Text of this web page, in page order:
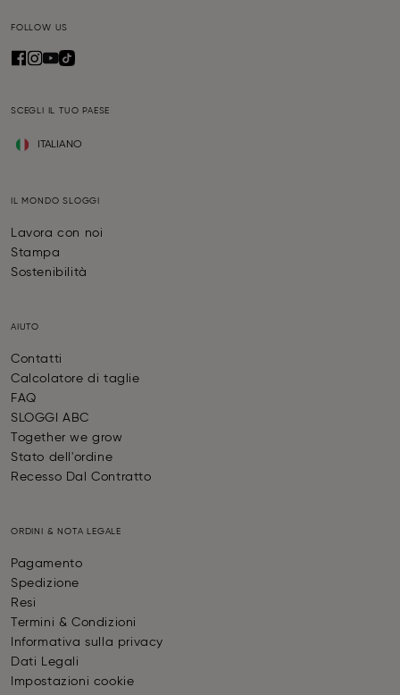
FOLLOW US
SCEGLI IL TUO PAESE
ITALIANO
IL MONDO SLOGGI
Lavora con noi
Stampa
Sostenibilità
AIUTO
Contatti
Calcolatore di taglie
FAQ
SLOGGI ABC
Together we grow
Stato dell'ordine
Recesso Dal Contratto
ORDINI & NOTA LEGALE
Pagamento
Spedizione
Resi
Termini & Condizioni
Informativa sulla privacy
Dati Legali
Impostazioni cookie